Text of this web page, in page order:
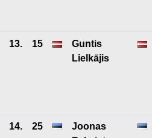
13. 15
Guntis
Lielkājis
14. 25
Joonas